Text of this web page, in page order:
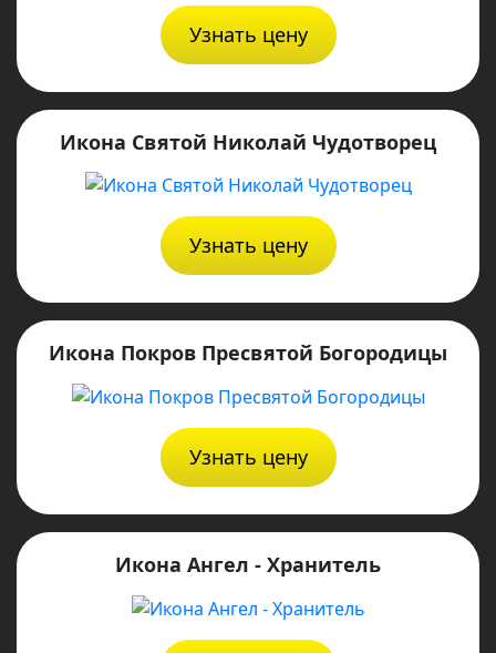
Узнать цену
Икона Святой Николай Чудотворец
Узнать цену
Икона Покров Пресвятой Богородицы
Узнать цену
Икона Ангел - Хранитель